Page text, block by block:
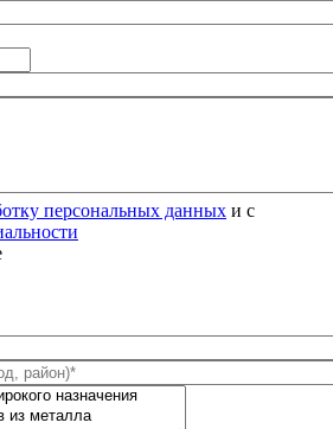
персональных данных и с